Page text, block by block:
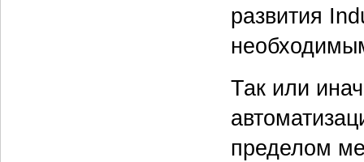
развития
Так или
пределом